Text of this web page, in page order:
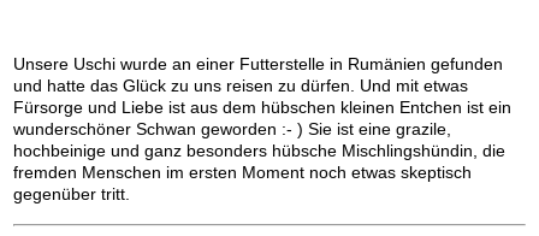
Unsere Uschi wurde an einer Futterstelle in Rumänien gefunden
und hatte das Glück zu uns reisen zu dürfen. Und mit etwas
Fürsorge und Liebe ist aus dem hübschen kleinen Entchen ist ein
wunderschöner Schwan geworden :- ) Sie ist eine grazile,
hochbeinige und ganz besonders hübsche Mischlingshündin, die
fremden Menschen im ersten Moment noch etwas skeptisch
gegenüber tritt.